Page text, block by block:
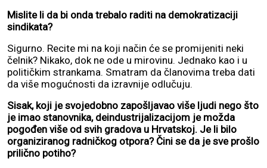
Mislite li da bi onda trebalo raditi na demokratizaciji
sindikata?
Sigurno. Recite mi na koji način će se promijeniti neki
čelnik? Nikako, dok ne ode u mirovinu. Jednako kao i u
političkim strankama. Smatram da članovima treba dati
da više mogućnosti da izravnije odlučuju.
Sisak, koji je svojedobno zapošljavao više ljudi nego što
je imao stanovnika, deindustrijalizacijom je možda
pogođen više od svih gradova u Hrvatskoj. Je li bilo
organiziranog radničkog otpora? Čini se da je sve prošlo
prilično potiho?